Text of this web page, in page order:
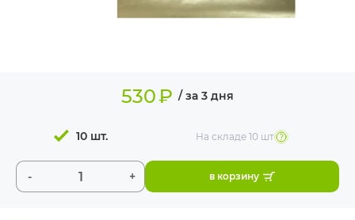
530₽ / за 3 дня
- +
10 шт. На складе10 шт
в корзину